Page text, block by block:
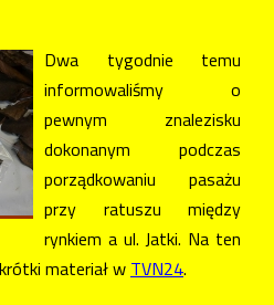
Dwa tygodnie temu
informowaliśmy o
pewnym znalezisku
dokonanym podczas
porządkowaniu pasażu
przy ratuszu między
rynkiem a ul. Jatki. Na ten
materiał w TVN24.